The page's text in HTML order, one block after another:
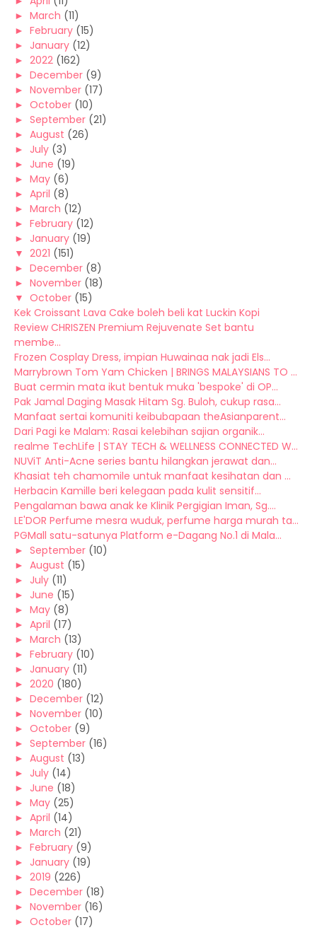
► March (11)
► February (15)
► January (12)
► 2022 (162)
► December (9)
► November (17)
► October (10)
► September (21)
► August (26)
► July (3)
► June (19)
► May (6)
► April (8)
► March (12)
► February (12)
► January (19)
▼ 2021 (151)
► December (8)
► November (18)
▼ October (15)
Kek Croissant Lava Cake boleh beli kat Luckin Kopi
Review CHRISZEN Premium Rejuvenate Set bantu
membe...
Frozen Cosplay Dress, impian Huwainaa nak jadi Els...
Marrybrown Tom Yam Chicken | BRINGS MALAYSIANS TO ...
Buat cermin mata ikut bentuk muka 'bespoke' di OP...
Pak Jamal Daging Masak Hitam Sg. Buloh, cukup rasa...
Manfaat sertai komuniti keibubapaan theAsianparent...
Dari Pagi ke Malam: Rasai kelebihan sajian organik...
realme TechLife | STAY TECH & WELLNESS CONNECTED W...
NUViT Anti-Acne series bantu hilangkan jerawat dan...
Khasiat teh chamomile untuk manfaat kesihatan dan ...
Herbacin Kamille beri kelegaan pada kulit sensitif...
Pengalaman bawa anak ke Klinik Pergigian Iman, Sg....
LE'DOR Perfume mesra wuduk, perfume harga murah ta...
PGMall satu-satunya Platform e-Dagang No.1 di Mala...
► September (10)
► August (15)
► July (11)
► June (15)
► May (8)
► April (17)
► March (13)
► February (10)
► January (11)
► 2020 (180)
► December (12)
► November (10)
► October (9)
► September (16)
► August (13)
► July (14)
► June (18)
► May (25)
► April (14)
► March (21)
► February (9)
► January (19)
► 2019 (226)
► December (18)
► November (16)
► October (17)